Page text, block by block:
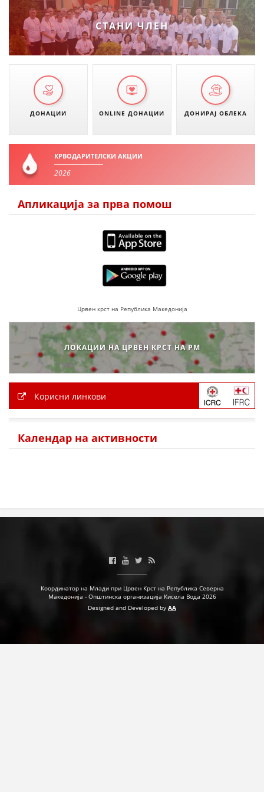
МЕЃУНАРОДНА СОРАБОТКА
ДОГОВОРИ
ФОРМУЛАРИ ЗА БАРАЊА
ЗА НАС
ДЕЈСТВУВАЊЕ
ПРИРАЧНИЦИ
СТРАТЕГИИ
ЕДУКАТИВНО ИНФОРМАТИВНИ МАТЕРИЈАЛИ
БРОШУРИ
СТАНИ ЧЛЕН
ДОНАЦИИ ONLINE ДОНАЦИИ ДОНИРАЈ ОБЛЕКА
КРВОДАРИТЕЛСКИ АКЦИИ
2026
Апликација за прва помош
Црвен крст на Република Македонија
ЛОКАЦИИ НА ЦРВЕН КРСТ НА РМ
Корисни линкови
Календар на активности
Координатор на Млади при Црвен Крст на Република Северна
Македонија - Општинска организација Кисела Вода 2026
Designed and Developed by AA